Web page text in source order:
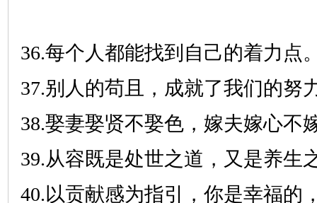
36.每个人都能找到自己的着力点
37.别人的苟且，成就了我们的努
38.娶妻娶贤不娶色，嫁夫嫁心不
39.从容既是处世之道，又是养生
40.以贡献感为指引，你是幸福的